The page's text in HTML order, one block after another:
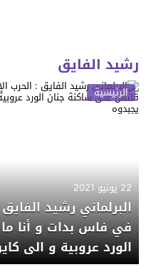
رشيد الفايق
الرئيسية
22 يونيو 2021
البرلماني رشيد
في فاس بدات و أنا
الورد عروبية و الى
هادشي يجبدوه